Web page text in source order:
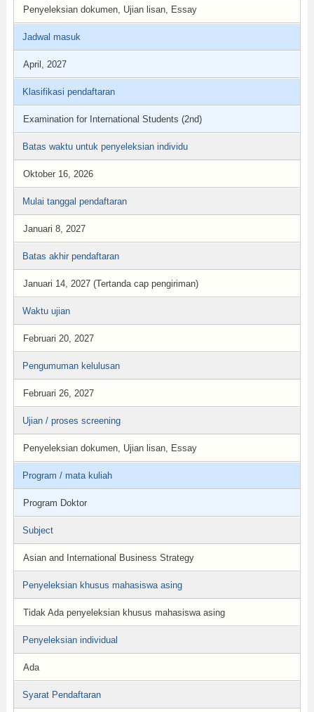
Penyeleksian dokumen, Ujian lisan, Essay
Jadwal masuk
April, 2027
Klasifikasi pendaftaran
Examination for International Students (2nd)
Batas waktu untuk penyeleksian individu
Oktober 16, 2026
Mulai tanggal pendaftaran
Januari 8, 2027
Batas akhir pendaftaran
Januari 14, 2027 (Tertanda cap pengiriman)
Waktu ujian
Februari 20, 2027
Pengumuman kelulusan
Februari 26, 2027
Ujian / proses screening
Penyeleksian dokumen, Ujian lisan, Essay
Program / mata kuliah
Program Doktor
Subject
Asian and International Business Strategy
Penyeleksian khusus mahasiswa asing
Tidak Ada penyeleksian khusus mahasiswa asing
Penyeleksian individual
Ada
Syarat Pendaftaran